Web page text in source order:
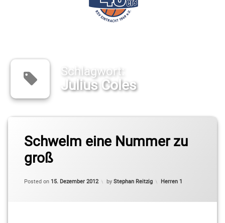
Schlagwort:
Julius Coles
Schwelm eine Nummer zu
groß
Posted on 15. Dezember 2012
Updated on 15. Dezember 2012
by Stephan Reitzig Categories:
Herren 1
2.
Basketball-
Bundesliga
Pro B
Blair